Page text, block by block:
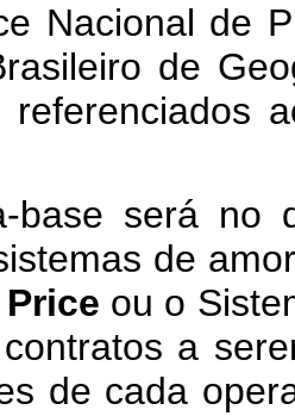
Nacional de
de
referenciados
base será no
de
Price ou o
a
de cada